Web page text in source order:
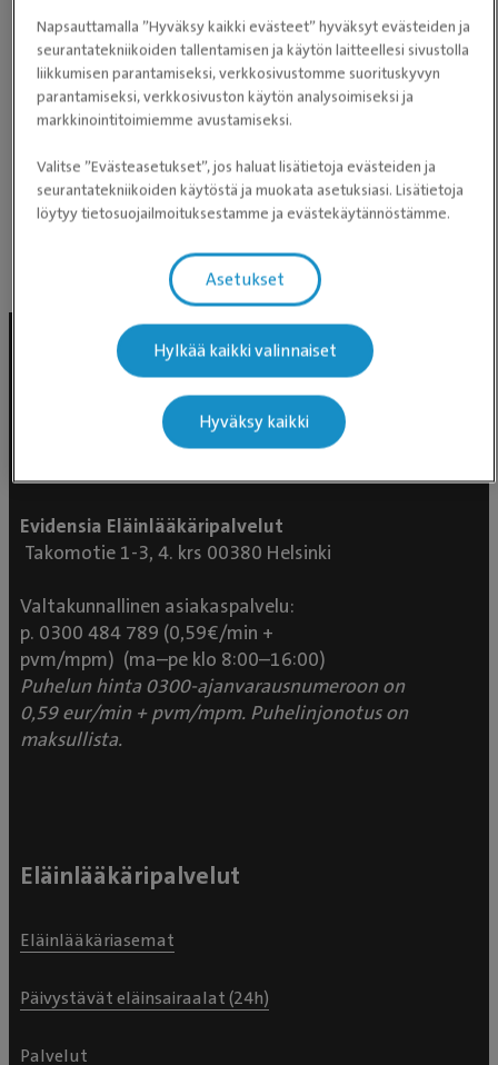
kissan sterilisaatio ja samalla rokotukset hänelle.
Hinta oli pienempi mitä ajattelin. Selkeästi kerrottiin
kaikki mitä tehdään ja mitä asioita voi seurata
leikkauksen jälkeen. Ehdottomasti suosittelen tätä
täällä.
Perustuen Google-arvioihin
Julkaisumme Facebookissa
Evidensia Eläinlääkäripalvelut
Takomotie 1-3, 4. krs 00380 Helsinki
Valtakunnallinen asiakaspalvelu:
p. 0300 484 789 (0,59€/min +
pvm/mpm) (ma–pe klo 8:00–16:00)
Puhelun hinta 0300-ajanvarausnumeroon on
0,59 eur/min + pvm/mpm. Puhelinjonotus on
maksullista.
Eläinlääkäripalvelut
Eläinlääkäriasemat
Päivystävät eläinsairaalat (24h)
Palvelut
Napsauttamalla ”Hyväksy kaikki evästeet” hyväksyt evästeiden ja
seurantatekniikoiden tallentamisen ja käytön laitteellesi sivustolla
liikkumisen parantamiseksi, verkkosivustomme suorituskyvyn
parantamiseksi, verkkosivuston käytön analysoimiseksi ja
markkinointitoimiemme avustamiseksi.
Valitse ”Evästeasetukset”, jos haluat lisätietoja evästeiden ja
seurantatekniikoiden käytöstä ja muokata asetuksiasi. Lisätietoja
löytyy tietosuojailmoituksestamme ja evästekäytännöstämme.
Asetukset
Hylkää kaikki valinnaiset
Hyväksy kaikki